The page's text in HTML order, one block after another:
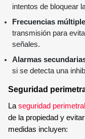
intentos de bloquear
Frecuencias
transmisión para
señales.
Alarmas
si se detecta una
Seguridad
La seguridad perimetral
de la propiedad y
medidas incluyen: